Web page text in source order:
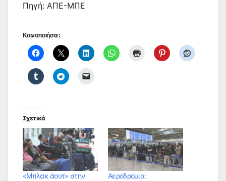
Πηγή: ΑΠΕ-ΜΠΕ
Κοινοποιήστε:
Σχετικά
«Μπλακ άουτ» στην
Αεροδρόμια: